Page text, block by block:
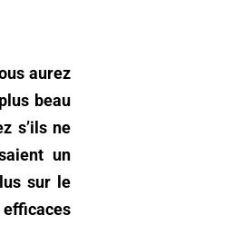
aurez
beau
s’ils ne
un
sur le